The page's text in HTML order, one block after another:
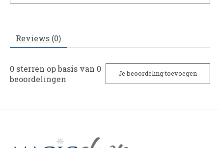
Reviews (0)
0 sterren op basis van 0
beoordelingen
Je beoordeling toevoegen